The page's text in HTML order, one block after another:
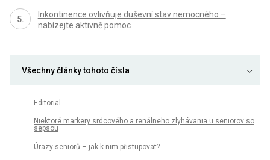
Inkontinence ovlivňuje duševní stav nemocného –
nabízejte aktivně pomoc
Všechny články tohoto čísla
Editorial
Niektoré markery srdcového a renálneho zlyhávania u seniorov so
sepsou
Úrazy seniorů – jak k nim přistupovat?